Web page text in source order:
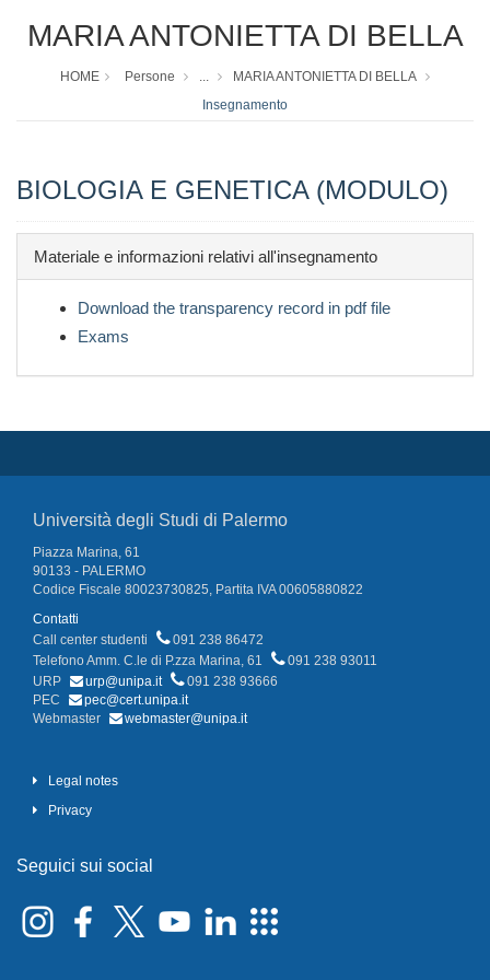
MARIA ANTONIETTA DI BELLA
HOME Persone ...
MARIA ANTONIETTA DI BELLA
Insegnamento
BIOLOGIA E GENETICA (MODULO)
Materiale e informazioni relativi all'insegnamento
Download the transparency record in pdf file
Exams
Università degli Studi di Palermo
Piazza Marina, 61
90133 - PALERMO
Codice Fiscale 80023730825, Partita IVA 00605880822
Contatti
Call center studenti
091 238 86472
Telefono Amm. C.le di P.zza Marina, 61
091 238 93011
URP
urp@unipa.it
091 238 93666
PEC
pec@cert.unipa.it
Webmaster
webmaster@unipa.it
Legal notes
Privacy
Seguici sui social